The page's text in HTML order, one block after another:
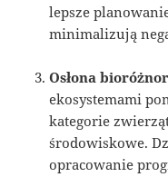
lepsze
minimalizują
Osłona
ekosystemami
kategorie
środowiskowe.
opracowanie